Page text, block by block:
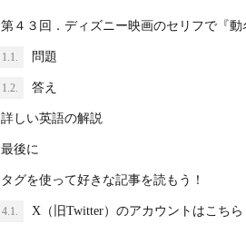
第４３回．ディズニー映画のセリフで『
1.1. 問題
1.2. 答え
詳しい英語の解説
最後に
タグを使って好きな記事を読もう！
4.1. X（旧Twitter）のアカウントはこちら